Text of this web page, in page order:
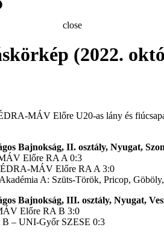
close
(2022.
MÁV Előre U20-as lány és
Bajnokság, II. osztály, Nyugat,
Előre RA A 0:3
ÉDRA-MÁV Előre RA A 3:0
A: Szüts-Török, Pricop,
Bajnokság, III. osztály, Nyugat,
Előre RA B 3:0
– UNI-Győr SZESE 0:3